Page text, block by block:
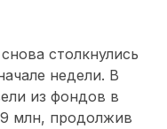
столкнулись
недели. В
из фондов в
млн, продолжив